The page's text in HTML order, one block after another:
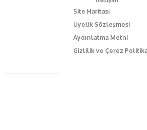
Site Haritası
Üyelik Sözleşmesi
Aydınlatma Metni
Gizlilik ve Çerez
Caferağa Mah. Dr. Şakir Paşa Sok.
+90 543 345 46 00